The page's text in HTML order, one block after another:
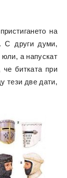
на
С други думи,
юли, а напускат
битката при
тези две дати,